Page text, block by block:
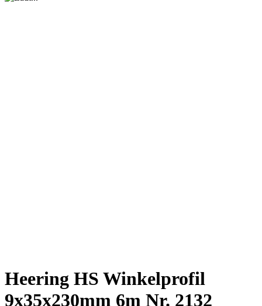
Heering HS Winkelprofil
9x35x230mm 6m Nr. 2132